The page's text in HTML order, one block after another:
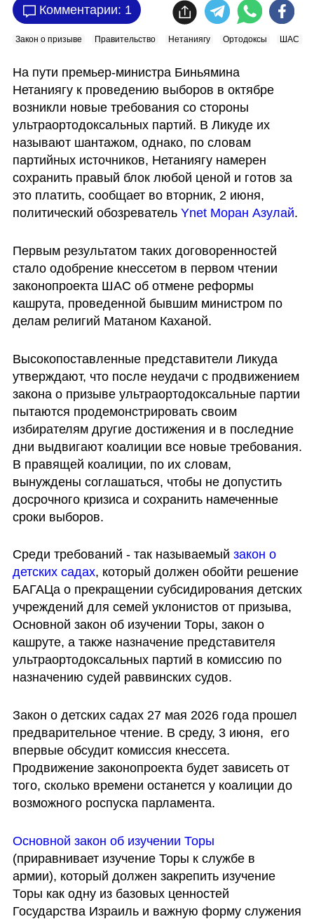
Комментарии: 1
Закон о призыве Правительство Нетаниягу Ортодоксы ШАС
На пути премьер-министра Биньямина
Нетаниягу к проведению выборов в октябре
возникли новые требования со стороны
ультраортодоксальных партий. В Ликуде их
называют шантажом, однако, по словам
партийных источников, Нетаниягу намерен
сохранить правый блок любой ценой и готов за
это платить, сообщает во вторник, 2 июня,
политический обозреватель Ynet Моран Азулай.
Первым результатом таких договоренностей
стало одобрение кнессетом в первом чтении
законопроекта ШАС об отмене реформы
кашрута, проведенной бывшим министром по
делам религий Матаном Каханой.
Высокопоставленные представители Ликуда
утверждают, что после неудачи с продвижением
закона о призыве ультраортодоксальные партии
пытаются продемонстрировать своим
избирателям другие достижения и в последние
дни выдвигают коалиции все новые требования.
В правящей коалиции, по их словам,
вынуждены соглашаться, чтобы не допустить
досрочного кризиса и сохранить намеченные
сроки выборов.
Среди требований - так называемый закон о
детских садах, который должен обойти решение
БАГАЦа о прекращении субсидирования детских
учреждений для семей уклонистов от призыва,
Основной закон об изучении Торы, закон о
кашруте, а также назначение представителя
ультраортодоксальных партий в комиссию по
назначению судей раввинских судов.
Закон о детских садах 27 мая 2026 года прошел
предварительное чтение. В среду, 3 июня,  его
впервые обсудит комиссия кнессета.
Продвижение законопроекта будет зависеть от
того, сколько времени останется у коалиции до
возможного роспуска парламента.
Основной закон об изучении Торы
(приравнивает изучение Торы к службе в
армии), который должен закрепить изучение
Торы как одну из базовых ценностей
Государства Израиль и важную форму служения